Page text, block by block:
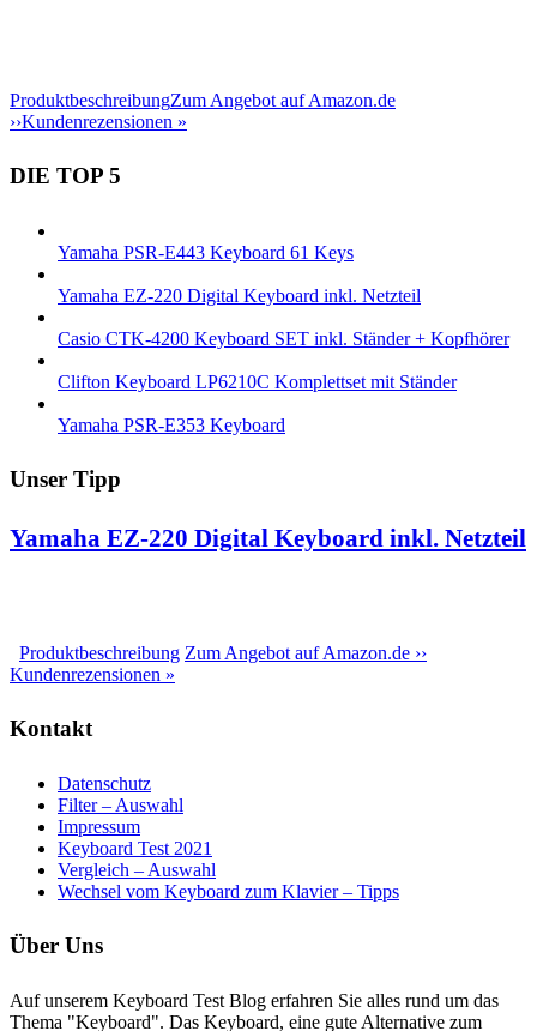
ProduktbeschreibungZum Angebot auf Amazon.de
››Kundenrezensionen »
DIE TOP 5
Yamaha PSR-E443 Keyboard 61 Keys
Yamaha EZ-220 Digital Keyboard inkl. Netzteil
Casio CTK-4200 Keyboard SET inkl. Ständer + Kopfhörer
Clifton Keyboard LP6210C Komplettset mit Ständer
Yamaha PSR-E353 Keyboard
Unser Tipp
Yamaha EZ-220 Digital Keyboard inkl. Netzteil
Produktbeschreibung Zum Angebot auf Amazon.de ››
Kundenrezensionen »
Kontakt
Datenschutz
Filter – Auswahl
Impressum
Keyboard Test 2021
Vergleich – Auswahl
Wechsel vom Keyboard zum Klavier – Tipps
Über Uns
Auf unserem Keyboard Test Blog erfahren Sie alles rund um das
Thema "Keyboard". Das Keyboard, eine gute Alternative zum